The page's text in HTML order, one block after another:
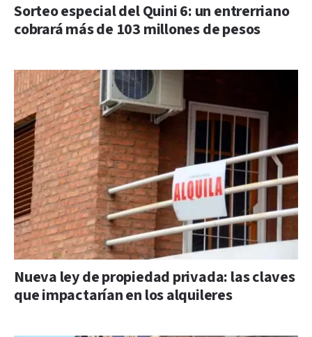
Sorteo especial del Quini 6: un entrerriano
cobrará más de 103 millones de pesos
Nueva ley de propiedad privada: las claves
que impactarían en los alquileres